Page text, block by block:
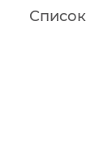
Список